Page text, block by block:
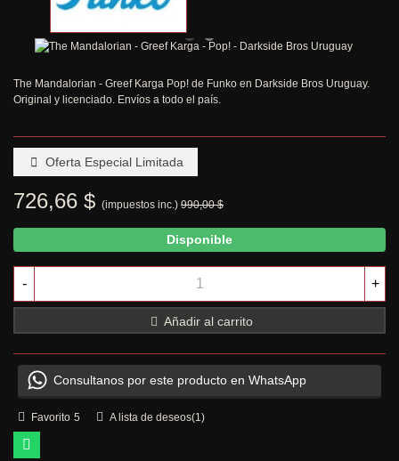
The Mandalorian - Greef Karga Pop! de Funko en Darkside Bros Uruguay.
Original y licenciado. Envíos a todo el país.
Oferta Especial Limitada
726,66 $ (impuestos inc.) 990,00 $
Disponible
- +
Añadir al carrito
Consultanos por este producto en WhatsApp
Favorito 5 A lista de deseos(1)